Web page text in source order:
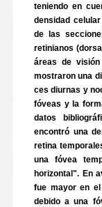
teniendo en
densidad
de las
retinianos
áreas de visión
mostraron una
ces diurnas y
fóveas y la
datos
encontró una
retina
una fóvea
horizontal". En
fue mayor en
debido a una